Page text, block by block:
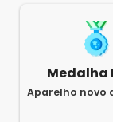
Medalha
Aparelho novo